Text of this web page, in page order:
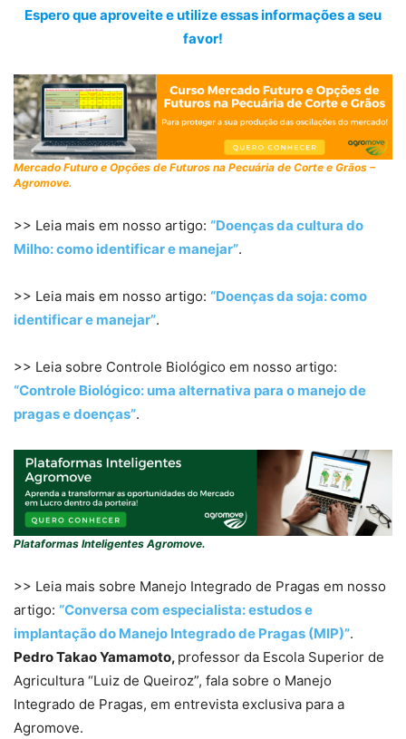
Espero que aproveite e utilize essas informações a seu
favor!
Mercado Futuro e Opções de Futuros na Pecuária de Corte e Grãos –
Agromove.
>> Leia mais em nosso artigo: “Doenças da cultura do
Milho: como identificar e manejar”.
>> Leia mais em nosso artigo: “Doenças da soja: como
identificar e manejar”.
>> Leia sobre Controle Biológico em nosso artigo:
“Controle Biológico: uma alternativa para o manejo de
pragas e doenças”.
Plataformas Inteligentes Agromove.
>> Leia mais sobre Manejo Integrado de Pragas em nosso
artigo: “Conversa com especialista: estudos e
implantação do Manejo Integrado de Pragas (MIP)”.
Pedro Takao Yamamoto, professor da Escola Superior de
Agricultura “Luiz de Queiroz”, fala sobre o Manejo
Integrado de Pragas, em entrevista exclusiva para a
Agromove.